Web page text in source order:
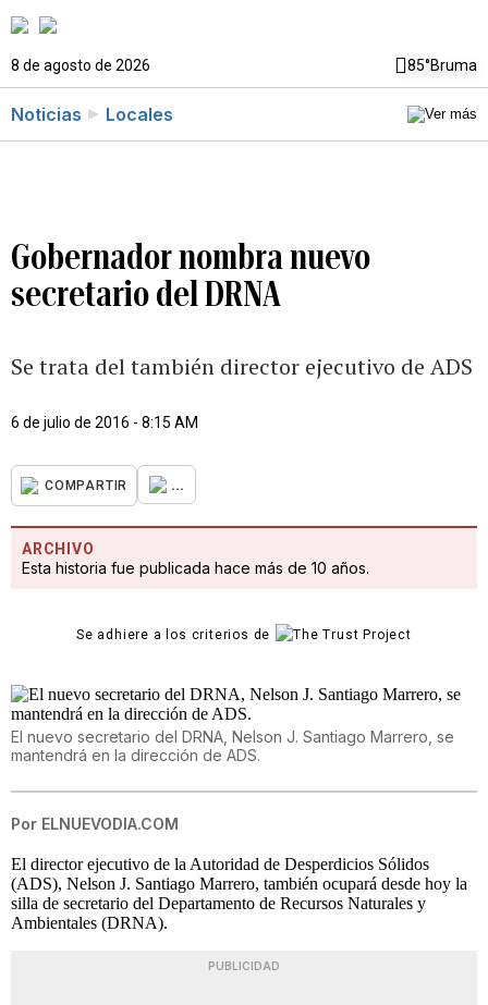
8 de agosto de 2026 85°Bruma
Noticias Locales
Gobernador nombra nuevo
secretario del DRNA
Se trata del también director ejecutivo de ADS
6 de julio de 2016 - 8:15 AM
COMPARTIR ...
ARCHIVO
Esta historia fue publicada hace más de 10 años.
Se adhiere a los criterios de
El nuevo secretario del DRNA, Nelson J. Santiago Marrero, se
mantendrá en la dirección de ADS.
Por ELNUEVODIA.COM
El director ejecutivo de la Autoridad de Desperdicios Sólidos
(ADS), Nelson J. Santiago Marrero, también ocupará desde hoy la
silla de secretario del Departamento de Recursos Naturales y
Ambientales (DRNA).
PUBLICIDAD